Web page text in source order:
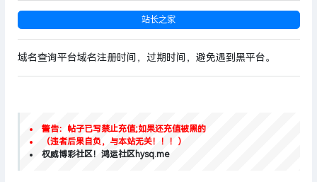
站长之家
域名查询平台域名注册时间，过期时间，避免遇到黑平台。
警告：帖子已写禁止充值;如果还充值被黑的
（违者后果自负，与本站无关！！！）
权威博彩社区！鸿运社区hysq.me